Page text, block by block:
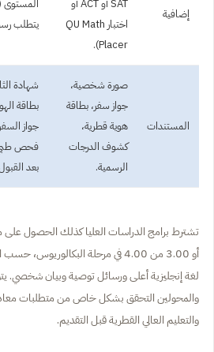
إضافية
SAT أو ACT أو
اختبار QU Math
Placer).
المستوى
يتطلب
المستندات
صورة شخصية،
جواز سفر، بطاقة
هوية قطرية،
كشوف الدرجات
الرسمية.
شهادة
بطاقة
جواز
فحص
بعد
أو 3.00 من 4.00 في مرحلة
لغة إنجليزية أعلى ورسائل توصية وبيان شخصي.
والمحولين التحقق بشكل خاص من متطلبات
والتعليم العالي القطرية قبل التقديم.